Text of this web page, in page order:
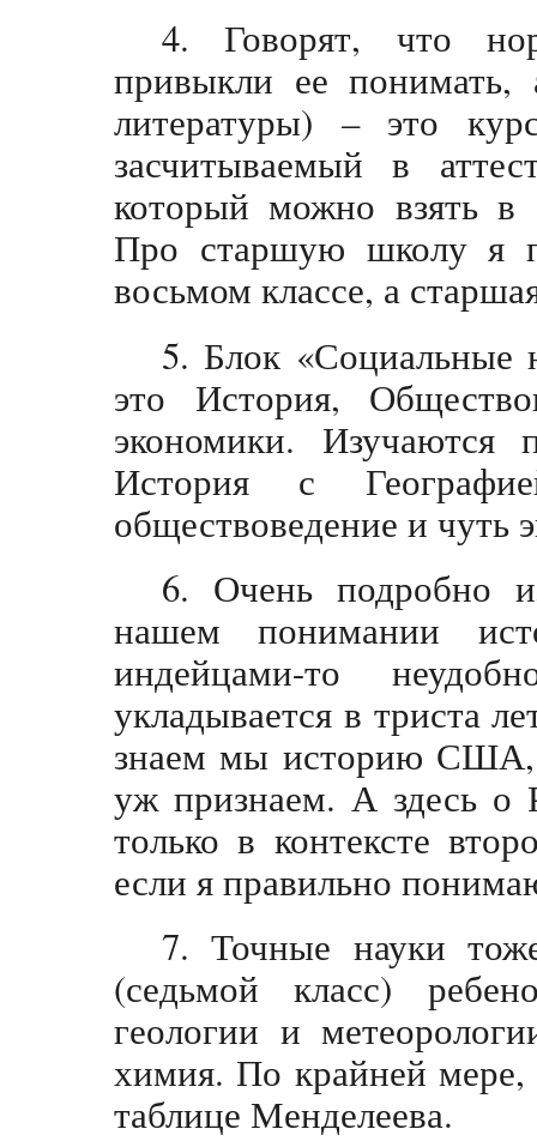
4. Говорят, что
привыкли ее понимать,
литературы) – это
засчитываемый в
который можно взять
Про старшую школу я
восьмом классе, а
5. Блок «Социальные
это История,
экономики.
История с
обществоведение и чуть
6. Очень подробно
нашем понимании
индейцами-то
укладывается в триста
знаем мы историю США,
уж признаем. А здесь о
только в контексте
если я правильно
7. Точные науки
(седьмой класс)
геологии и
химия. По крайней
таблице Менделеева.